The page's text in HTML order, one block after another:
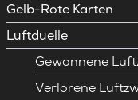
Gelb-Rote Karten
Luftduelle
Gewonnene
Verlorene